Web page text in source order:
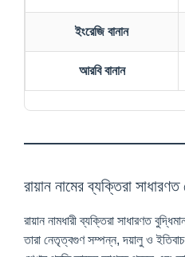
ইংরেজি বানান
আরবি বানান
রায়ান নামের ব্যক্তিরা
রায়ান নামধারী ব্যক্তিরা সাধারণত
তারা নেতৃত্বগুণ সম্পন্ন, দয়ালু ও